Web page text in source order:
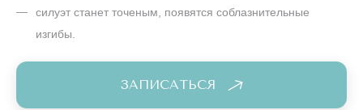
силуэт станет точеным, появятся соблазнительные
изгибы.
ЗАПИСАТЬСЯ